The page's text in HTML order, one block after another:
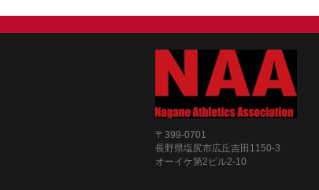
〒399-0701
長野県塩尻市広丘吉田1150-3
オーイケ第2ビル2-10